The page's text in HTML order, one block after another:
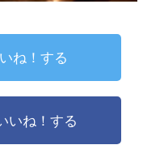
ね！する
いね！する